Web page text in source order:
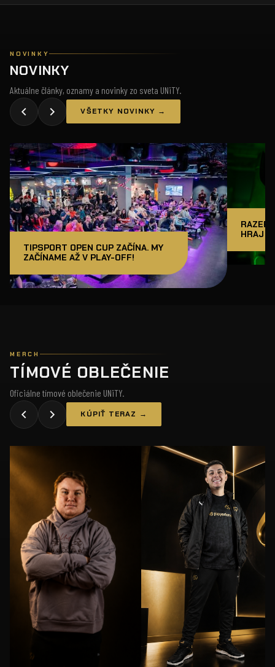
NOVINKY
NOVINKY
Aktuálne články, oznamy a novinky zo sveta UNiTY.
VŠETKY NOVINKY →
TIPSPORT OPEN CUP ZAČÍNA. MY
ZAČÍNAME AŽ V PLAY-OFF!
RAZER
HRAJ
MERCH
TÍMOVÉ OBLEČENIE
Oficiálne tímové oblečenie UNiTY.
KÚPIŤ TERAZ →